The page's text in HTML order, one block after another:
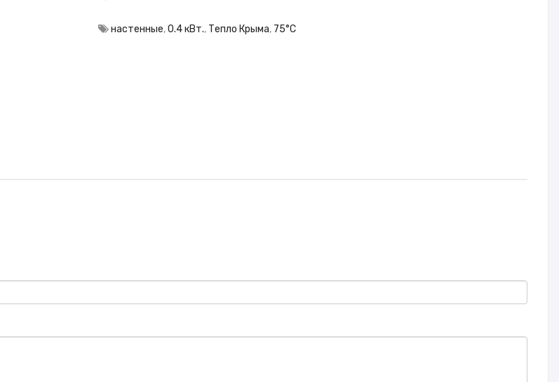
настенные,0.4 кВт., Тепло Крыма, 75°С